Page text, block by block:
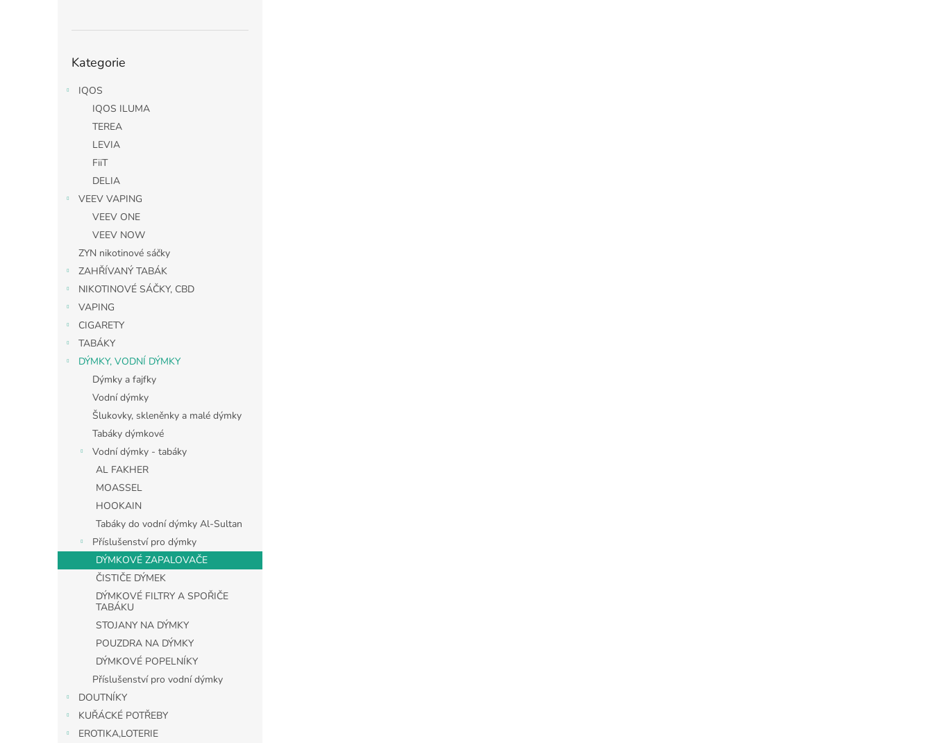
kategorie
Kategorie
IQOS
IQOS ILUMA
TEREA
LEVIA
FiiT
DELIA
VEEV VAPING
VEEV ONE
VEEV NOW
ZYN nikotinové sáčky
ZAHŘÍVANÝ TABÁK
NIKOTINOVÉ SÁČKY, CBD
VAPING
CIGARETY
TABÁKY
DÝMKY, VODNÍ DÝMKY
Dýmky a fajfky
Vodní dýmky
Šlukovky, skleněnky a malé dýmky
Tabáky dýmkové
Vodní dýmky - tabáky
AL FAKHER
MOASSEL
HOOKAIN
Tabáky do vodní dýmky Al-Sultan
Příslušenství pro dýmky
DÝMKOVÉ ZAPALOVAČE
ČISTIČE DÝMEK
DÝMKOVÉ FILTRY A SPOŘIČE
TABÁKU
STOJANY NA DÝMKY
POUZDRA NA DÝMKY
DÝMKOVÉ POPELNÍKY
Příslušenství pro vodní dýmky
DOUTNÍKY
KUŘÁCKÉ POTŘEBY
EROTIKA,LOTERIE